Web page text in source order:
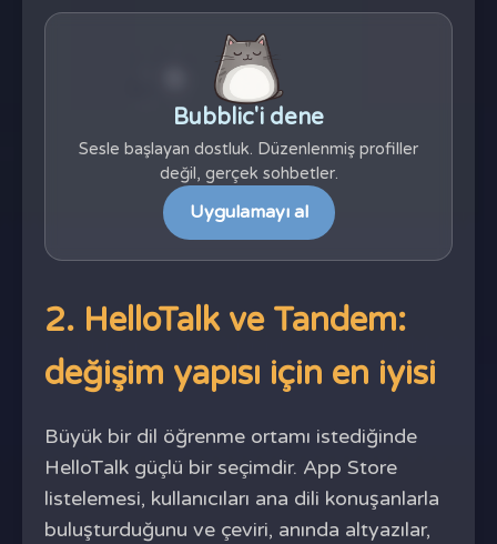
Bubblic'i dene
Sesle başlayan dostluk. Düzenlenmiş profiller
değil, gerçek sohbetler.
Uygulamayı al
2. HelloTalk ve Tandem:
değişim yapısı için en iyisi
Büyük bir dil öğrenme ortamı istediğinde
HelloTalk güçlü bir seçimdir. App Store
listelemesi, kullanıcıları ana dili konuşanlarla
buluşturduğunu ve çeviri, anında altyazılar,